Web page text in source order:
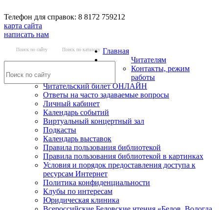
Телефон для справок: 8 8172 759212
карта сайта
написать нам
Поиск по сайту Поиск по каталогу Главная
Читателям
Контакты, режим
работы
Читательский билет ОНЛАЙН
Ответы на часто задаваемые вопросы
Личный кабинет
Календарь событий
Виртуальный концертный зал
Подкасты
Календарь выставок
Правила пользования библиотекой
Правила пользования библиотекой в картинках
Условия и порядок предоставления доступа к
ресурсам Интернет
Политика конфиденциальности
Клубы по интересам
Юридическая клиника